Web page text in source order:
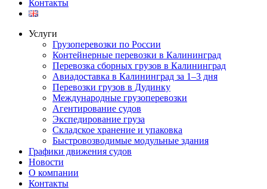
Контакты
Услуги
Грузоперевозки по России
Контейнерные перевозки в Калининград
Перевозка сборных грузов в Калининград
Авиадоставка в Калининград за 1–3 дня
Перевозки грузов в Дудинку
Международные грузоперевозки
Агентирование судов
Экспедирование груза
Складское хранение и упаковка
Быстровозводимые модульные здания
Графики движения судов
Новости
О компании
Контакты